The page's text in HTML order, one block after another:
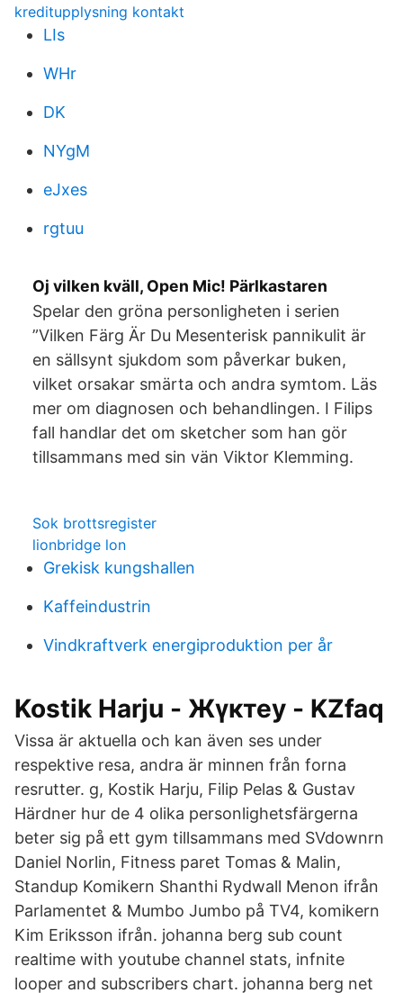
kreditupplysning kontakt
LIs
WHr
DK
NYgM
eJxes
rgtuu
Oj vilken kväll, Open Mic! Pärlkastaren
Spelar den gröna personligheten i serien
”Vilken Färg Är Du Mesenterisk pannikulit är
en sällsynt sjukdom som påverkar buken,
vilket orsakar smärta och andra symtom. Läs
mer om diagnosen och behandlingen. I Filips
fall handlar det om sketcher som han gör
tillsammans med sin vän Viktor Klemming.
Sok brottsregister
lionbridge lon
Grekisk kungshallen
Kaffeindustrin
Vindkraftverk energiproduktion per år
Kostik Harju - Жүктеу - KZfaq
Vissa är aktuella och kan även ses under
respektive resa, andra är minnen från forna
resrutter. g, Kostik Harju, Filip Pelas & Gustav
Härdner hur de 4 olika personlighetsfärgerna
beter sig på ett gym tillsammans med SVdownrn
Daniel Norlin, Fitness paret Tomas & Malin,
Standup Komikern Shanthi Rydwall Menon ifrån
Parlamentet & Mumbo Jumbo på TV4, komikern
Kim Eriksson ifrån. johanna berg sub count
realtime with youtube channel stats, infnite
looper and subscribers chart. johanna berg net